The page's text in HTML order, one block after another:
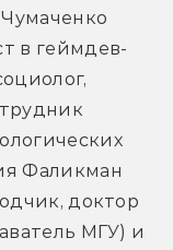
в геймдев-
Фаликман
доктор
МГУ) и